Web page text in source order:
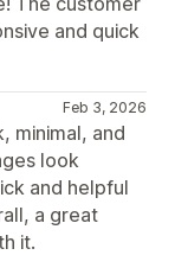
and quick
Feb 3, 2026
minimal, and
look
and helpful
a great
it.